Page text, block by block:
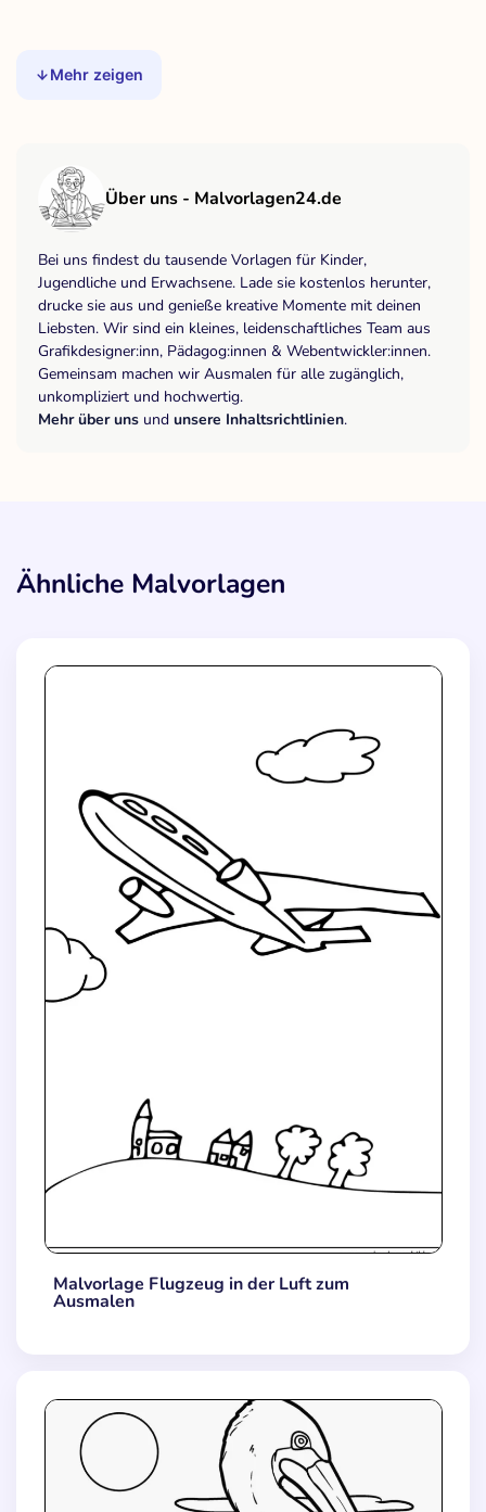
Mehr zeigen
Über uns - Malvorlagen24.de
Bei uns findest du tausende Vorlagen für Kinder,
Jugendliche und Erwachsene. Lade sie kostenlos herunter,
drucke sie aus und genieße kreative Momente mit deinen
Liebsten. Wir sind ein kleines, leidenschaftliches Team aus
Grafikdesigner:inn, Pädagog:innen & Webentwickler:innen.
Gemeinsam machen wir Ausmalen für alle zugänglich,
unkompliziert und hochwertig.
Mehr über uns und unsere Inhaltsrichtlinien.
Ähnliche Malvorlagen
Malvorlage Flugzeug in der Luft zum
Ausmalen